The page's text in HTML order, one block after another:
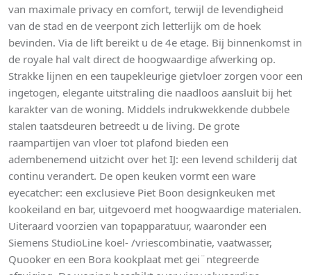
van maximale privacy en comfort, terwijl de levendigheid
van de stad en de veerpont zich letterlijk om de hoek
bevinden. Via de lift bereikt u de 4e etage. Bij binnenkomst in
de royale hal valt direct de hoogwaardige afwerking op.
Strakke lijnen en een taupekleurige gietvloer zorgen voor een
ingetogen, elegante uitstraling die naadloos aansluit bij het
karakter van de woning. Middels indrukwekkende dubbele
stalen taatsdeuren betreedt u de living. De grote
raampartijen van vloer tot plafond bieden een
adembenemend uitzicht over het IJ: een levend schilderij dat
continu verandert. De open keuken vormt een ware
eyecatcher: een exclusieve Piet Boon designkeuken met
kookeiland en bar, uitgevoerd met hoogwaardige materialen.
Uiteraard voorzien van topapparatuur, waaronder een
Siemens StudioLine koel- /vriescombinatie, vaatwasser,
Quooker en een Bora kookplaat met gei¨ntegreerde